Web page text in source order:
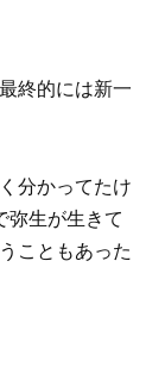
終的には新一
分かってたけ
弥生が生きて
こともあった